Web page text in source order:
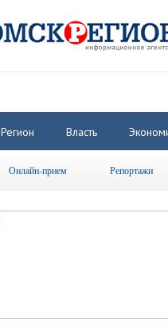
Регион Власть
Онлайн-прием Репортажи